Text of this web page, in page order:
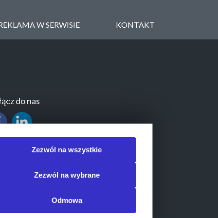
W SERWISIE KONTAKT
do nas
Zezwól na wszystkie
Zezwól na wybrane
Odmowa